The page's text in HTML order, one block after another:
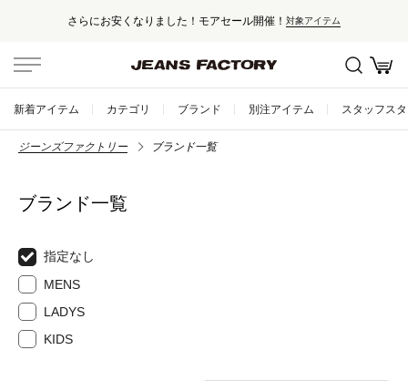
さらにお安くなりました！モアセール開催！ 対象アイテム
新着アイテム カテゴリ ブランド 別注アイテム スタッフス
ジーンズファクトリー ブランド一覧
ブランド一覧
指定なし
MENS
LADYS
KIDS